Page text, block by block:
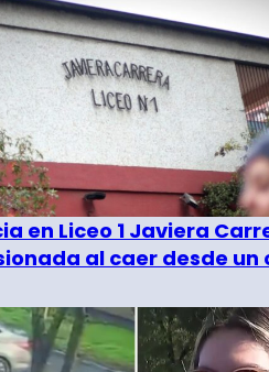
en Liceo 1 Javiera
al caer desde un